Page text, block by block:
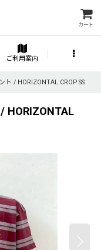
カート
ご利用案内
ト / HORIZONTAL CROP SS
HORIZONTAL